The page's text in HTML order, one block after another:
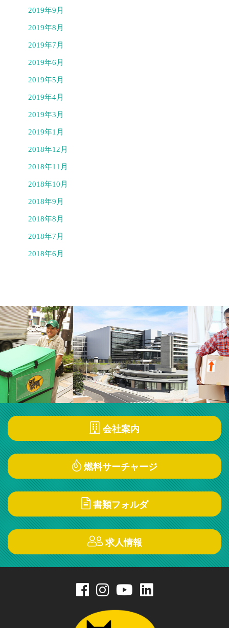
2019年9月
2019年8月
2019年7月
2019年6月
2019年5月
2019年4月
2019年3月
2019年1月
2018年12月
2018年11月
2018年10月
2018年9月
2018年8月
2018年7月
2018年6月
会社案内
燃料サーチャージ
書類フォルダ
求人情報